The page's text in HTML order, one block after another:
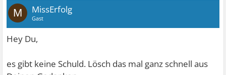
M MissErfolg
Gast
Hey Du,
es gibt keine Schuld. Lösch das mal ganz schnell aus